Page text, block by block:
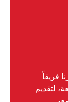
فريقاً
لتقديم